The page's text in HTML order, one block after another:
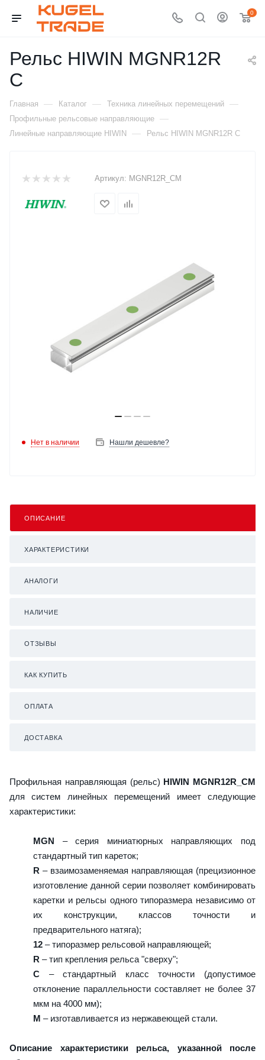
0
Рельс HIWIN MGNR12R
C
Главная — Каталог — Техника линейных перемещений —
Профильные рельсовые направляющие —
Линейные направляющие HIWIN — Рельс HIWIN MGNR12R C
Артикул: MGNR12R_CM
Нет в наличии Нашли дешевле?
ОПИСАНИЕ
ХАРАКТЕРИСТИКИ
АНАЛОГИ
НАЛИЧИЕ
ОТЗЫВЫ
КАК КУПИТЬ
ОПЛАТА
ДОСТАВКА
Профильная направляющая (рельс) HIWIN MGNR12R_CM
для систем линейных перемещений имеет следующие
характеристики:
MGN – серия миниатюрных направляющих под
стандартный тип кареток;
R – взаимозаменяемая направляющая (прецизионное
изготовление данной серии позволяет комбинировать
каретки и рельсы одного типоразмера независимо от
их конструкции, классов точности и
предварительного натяга);
12 – типоразмер рельсовой направляющей;
R – тип крепления рельса "сверху";
C – стандартный класс точности (допустимое
отклонение параллельности составляет не более 37
мкм на 4000 мм);
M – изготавливается из нержавеющей стали.
Описание характеристики рельса, указанной после